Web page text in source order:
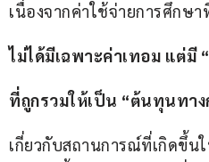
เนื่องจากค่าใช้จ่ายการศึกษา
ไม่ได้มีเฉพาะค่าเทอม แต่มี
ที่ถูกรวมให้เป็น “ต้นทุนทา
เกี่ยวกับสถานการณ์ที่เกิดขึ้น